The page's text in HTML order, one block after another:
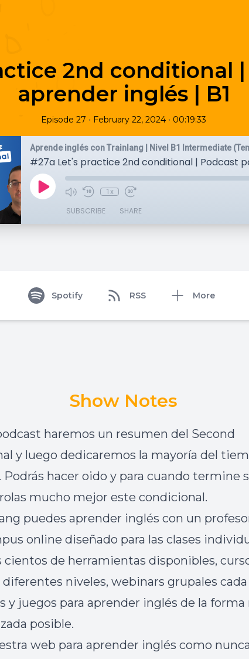
2nd conditional
aprender inglés | B1
Episode 27 • February 22, 2024 • 00:19:33
Aprende inglés con Trainlang | Nivel B1 Intermediate
1x
SUBSCRIBE SHARE
Spotify RSS More
Show Notes
haremos un resumen del Second
y luego dedicaremos la mayoría del
Podrás hacer oido y para cuando termine
mucho mejor este condicional.
puedes aprender inglés con un
online diseñado para las clases
cientos de herramientas disponibles,
diferentes niveles, webinars grupales cada
y juegos para aprender inglés de la forma
posible.
web para aprender inglés como